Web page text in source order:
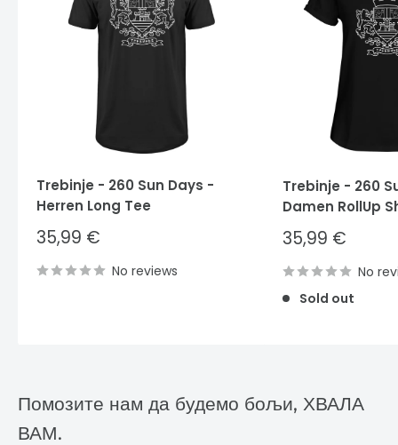
Trebinje - 260 Sun Days -
Herren Long Tee
Sale
price
35,99 €
No reviews
Trebinje - 260
Damen RollUp
Sale
price
35,99 €
No
Sold out
Помозите нам да будемо бољи, ХВАЛА
ВАМ.